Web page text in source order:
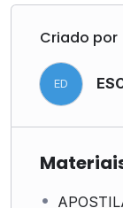
Criado por
ED